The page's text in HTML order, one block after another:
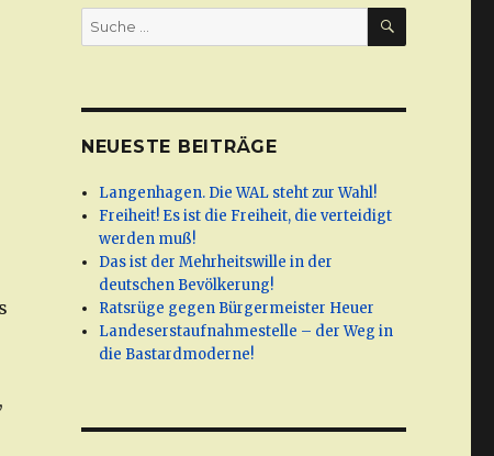
Suche
nach:
SUCHE
NEUESTE BEITRÄGE
Langenhagen. Die WAL steht zur Wahl!
Freiheit! Es ist die Freiheit, die verteidigt
werden muß!
Das ist der Mehrheitswille in der
deutschen Bevölkerung!
Ratsrüge gegen Bürgermeister Heuer
Landeserstaufnahmestelle – der Weg in
die Bastardmoderne!